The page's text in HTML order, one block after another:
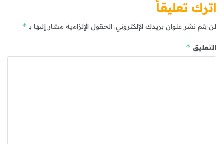
اترك تعليقاً
لن يتم نشر عنوان بريدك الإلكتروني. الحقول الإلزامية مشار إليها بـ *
التعليق *